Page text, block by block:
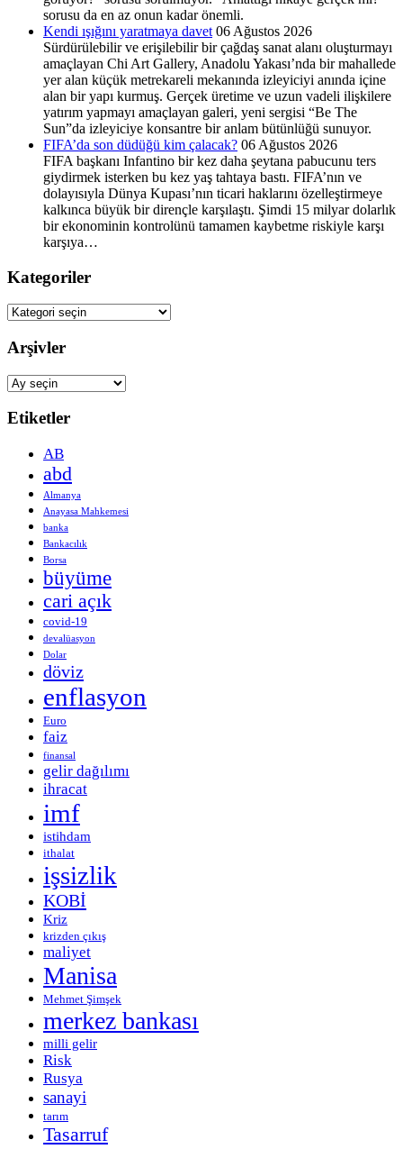
sorusu da en az onun kadar önemli.
Kendi ışığını yaratmaya davet 06 Ağustos 2026
Sürdürülebilir ve erişilebilir bir çağdaş sanat alanı oluşturmayı
amaçlayan Chi Art Gallery, Anadolu Yakası’nda bir mahallede
yer alan küçük metrekareli mekanında izleyiciyi anında içine
alan bir yapı kurmuş. Gerçek üretime ve uzun vadeli ilişkilere
yatırım yapmayı amaçlayan galeri, yeni sergisi “Be The
Sun”da izleyiciye konsantre bir anlam bütünlüğü sunuyor.
FIFA’da son düdüğü kim çalacak? 06 Ağustos 2026
FIFA başkanı Infantino bir kez daha şeytana pabucunu ters
giydirmek isterken bu kez yaş tahtaya bastı. FIFA’nın ve
dolayısıyla Dünya Kupası’nın ticari haklarını özelleştirmeye
kalkınca büyük bir dirençle karşılaştı. Şimdi 15 milyar dolarlık
bir ekonominin kontrolünü tamamen kaybetme riskiyle karşı
karşıya…
Kategoriler
Kategoriler
Arşivler
Arşivler
Etiketler
AB
abd
Almanya
Anayasa Mahkemesi
banka
Bankacılık
Borsa
büyüme
cari açık
covid-19
devalüasyon
Dolar
döviz
enflasyon
Euro
faiz
finansal
gelir dağılımı
ihracat
imf
istihdam
ithalat
işsizlik
KOBİ
Kriz
krizden çıkış
maliyet
Manisa
Mehmet Şimşek
merkez bankası
milli gelir
Risk
Rusya
sanayi
tarım
Tasarruf